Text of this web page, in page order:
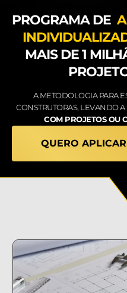
PROGRAMA DE
MAIS DE 1
A METODOLOGIA PARA
CONSTRUTORAS, LEVANDO A
COM PROJETOS OU
QUERO